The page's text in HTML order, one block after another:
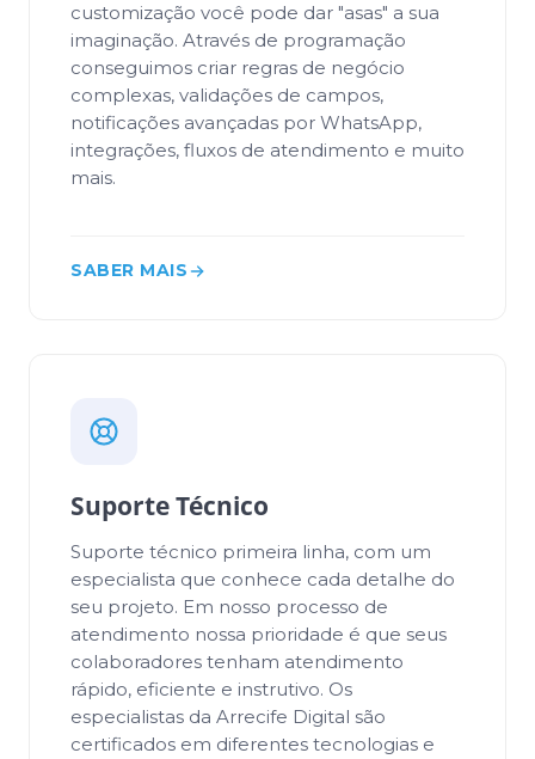
customização você pode dar "asas" a sua
imaginação. Através de programação
conseguimos criar regras de negócio
complexas, validações de campos,
notificações avançadas por WhatsApp,
integrações, fluxos de atendimento e muito
mais.
SABER MAIS
Suporte Técnico
Suporte técnico primeira linha, com um
especialista que conhece cada detalhe do
seu projeto. Em nosso processo de
atendimento nossa prioridade é que seus
colaboradores tenham atendimento
rápido, eficiente e instrutivo. Os
especialistas da Arrecife Digital são
certificados em diferentes tecnologias e